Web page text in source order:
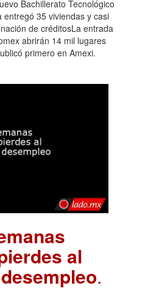
Bachillerato Tecnológico
35 viviendas y casi
de créditosLa entrada
abrirán 14 mil lugares
primero en Amexi.
al
.